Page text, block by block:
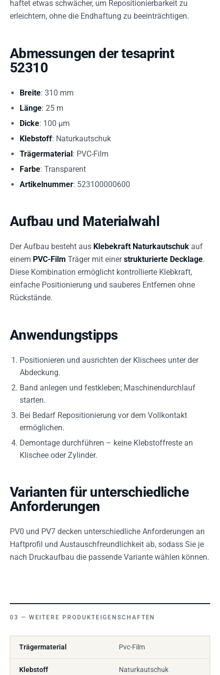
haftet etwas schwächer, um Repositionierbarkeit zu
erleichtern, ohne die Endhaftung zu beeinträchtigen.
Abmessungen der tesaprint
52310
Breite: 310 mm
Länge: 25 m
Dicke: 100 µm
Klebstoff: Naturkautschuk
Trägermaterial: PVC-Film
Farbe: Transparent
Artikelnummer: 523100000600
Aufbau und Materialwahl
Der Aufbau besteht aus Klebekraft Naturkautschuk auf
einem PVC-Film Träger mit einerstrukturierte Decklage.
Diese Kombination ermöglicht kontrollierte Klebkraft,
einfache Positionierung und sauberes Entfernen ohne
Rückstände.
Anwendungstipps
Positionieren und ausrichten der Klischees unter der
Abdeckung.
Band anlegen und festkleben; Maschinendurchlauf
starten.
Bei Bedarf Repositionierung vor dem Vollkontakt
ermöglichen.
Demontage durchführen – keine Klebstoffreste an
Klischee oder Zylinder.
Varianten für unterschiedliche
Anforderungen
PV0 und PV7 decken unterschiedliche Anforderungen an
Haftprofil und Austauschfreundlichkeit ab, sodass Sie je
nach Druckaufbau die passende Variante wählen können.
WEITERE PRODUKTEIGENSCHAFTEN
Trägermaterial Pvc-Film
Klebstoff Naturkautschuk